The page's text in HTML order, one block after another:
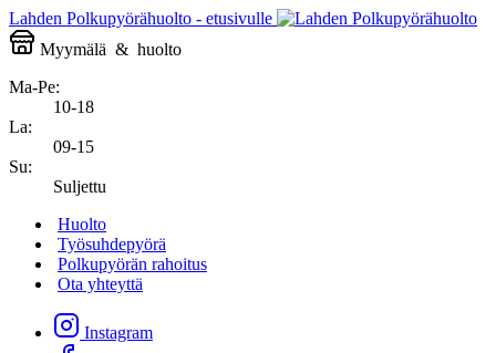
Lahden Polkupyörähuolto - etusivulle
Myymälä & huolto
Ma-Pe:
10-18
La:
09-15
Su:
Suljettu
Huolto
Työsuhdepyörä
Polkupyörän rahoitus
Ota yhteyttä
Instagram